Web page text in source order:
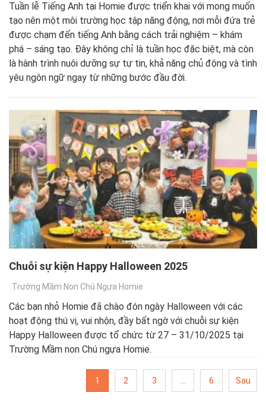
Tuần lễ Tiếng Anh tại Homie được triển khai với mong muốn
tạo nên một môi trường học tập năng động, nơi mỗi đứa trẻ
được chạm đến tiếng Anh bằng cách trải nghiệm – khám
phá – sáng tạo. Đây không chỉ là tuần học đặc biệt, mà còn
là hành trình nuôi dưỡng sự tự tin, khả năng chủ động và tình
yêu ngôn ngữ ngay từ những bước đầu đời.
Chuỗi sự kiện Happy Halloween 2025
Trường Mầm Non Chú Ngựa Homie
Các bạn nhỏ Homie đã chào đón ngày Halloween với các
hoạt động thú vị, vui nhộn, đầy bất ngờ với chuỗi sự kiện
Happy Halloween được tổ chức từ 27 – 31/10/2025 tại
Trường Mầm non Chú ngựa Homie.
1 2 3 … 6 Sau